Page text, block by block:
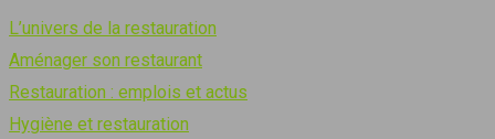
L’univers de la restauration
Aménager son restaurant
Restauration : emplois et actus
Hygiène et restauration